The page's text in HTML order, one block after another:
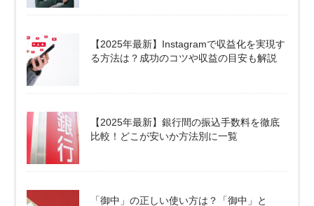
【2025年最新】Instagramで収益化を実現す
る方法は？成功のコツや収益の目安も解説
【2025年最新】銀行間の振込手数料を徹底
比較！どこが安いか方法別に一覧
「御中」の正しい使い方は？「御中」と